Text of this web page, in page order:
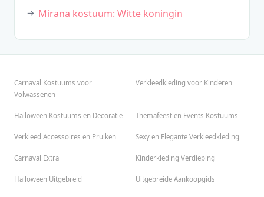
Mirana kostuum: Witte koningin
Carnaval Kostuums voor
Volwassenen
Verkleedkleding voor Kinderen
Halloween Kostuums en Decoratie Themafeest en Events Kostuums
Verkleed Accessoires en Pruiken Sexy en Elegante Verkleedkleding
Carnaval Extra Kinderkleding Verdieping
Halloween Uitgebreid Uitgebreide Aankoopgids